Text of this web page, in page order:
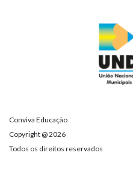
Conviva Educação
Copyright @ 2026
Todos os direitos reservados